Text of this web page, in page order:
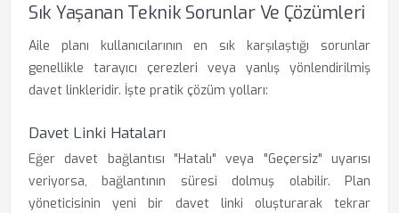
Sık Yaşanan Teknik Sorunlar Ve Çözümleri
Aile planı kullanıcılarının en sık karşılaştığı sorunlar
genellikle tarayıcı çerezleri veya yanlış yönlendirilmiş
davet linkleridir. İşte pratik çözüm yolları:
Davet Linki Hataları
Eğer davet bağlantısı "Hatalı" veya "Geçersiz" uyarısı
veriyorsa, bağlantının süresi dolmuş olabilir. Plan
yöneticisinin yeni bir davet linki oluşturarak tekrar